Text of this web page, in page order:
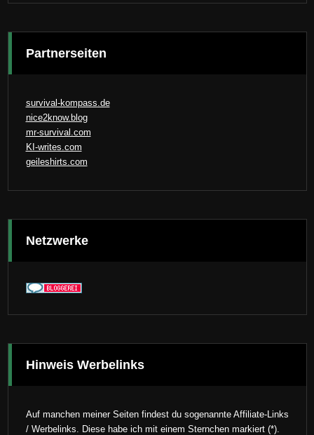
Partnerseiten
survival-kompass.de
nice2know.blog
mr-survival.com
KI-writes.com
geileshirts.com
Netzwerke
Hinweis Werbelinks
Auf manchen meiner Seiten findest du sogenannte Affiliate-Links
/ Werbelinks. Diese habe ich mit einem Sternchen markiert (*).